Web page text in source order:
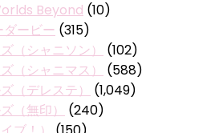
Beyond (10)
ービー (315)
（シャニソン）
(102)
（シャニマス）
(588)
（デレステ）
(1,049)
（無印）
(240)